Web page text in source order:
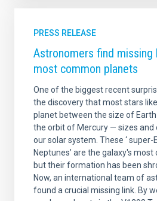
PRESS RELEASE
Astronomers find missing
most common planets
One of the biggest recent
the discovery that most stars
planet between the size of
the orbit of Mercury — sizes
our solar system. These ‘ super-
Neptunes’ are the galaxy's
but their formation has been
Now, an international team of
found a crucial missing link. By